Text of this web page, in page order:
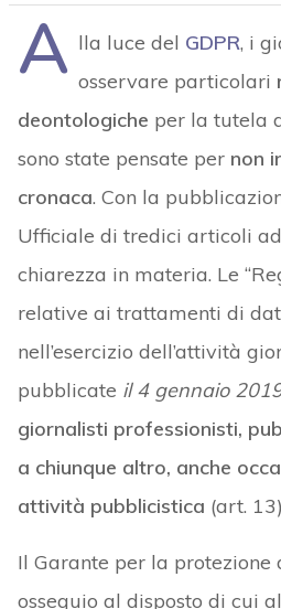
A lla luce del GDPR, i
osservare particolari
deontologiche per la tutela
sono state pensate per non
cronaca. Con la
Ufficiale di tredici articoli
chiarezza in materia. Le
relative ai trattamenti di
nell’esercizio dell’attività
pubblicate il 4 gennaio
giornalisti professionisti,
a chiunque altro, anche
attività pubblicistica (art.
Il Garante per la protezione
ossequio al disposto di cui